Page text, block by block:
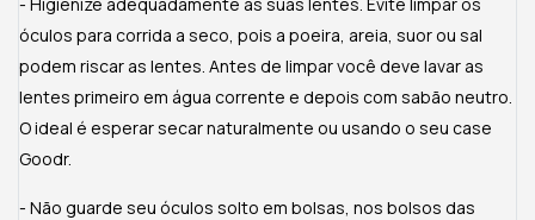
óculos para corrida a seco, pois a poeira, areia, suor ou sal
podem riscar as lentes. Antes de limpar você deve lavar as
lentes primeiro em água corrente e depois com sabão neutro.
O ideal é esperar secar naturalmente ou usando o seu case
Goodr.
- Não guarde seu óculos solto em bolsas, nos bolsos das